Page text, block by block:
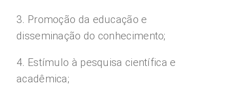
3. Promoção da educação e
disseminação do conhecimento;
4. Estímulo à pesquisa científica e
acadêmica;